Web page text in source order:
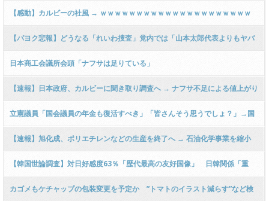
業者も
【感動】カルビーの社風 → ｗｗｗｗｗｗｗｗｗｗｗｗｗｗｗｗｗｗｗｗｗ
【パヨク悲報】どうなる「れいわ捜査」党内では「山本太郎代表よりもヤバ
い前国会議員がいる」の声
日本商工会議所会頭「ナフサは足りている」
【速報】日本政府、カルビーに聞き取り調査へ → ナフサ不足による値上がり
の実態 → ｗｗｗｗｗｗｗｗｗｗｗｗｗｗｗｗｗｗｗ
立憲議員「国会議員の年金も復活すべき」「皆さんそう思うでしょ？」→国
会笑い…地方議員のなり手不足を議論
【速報】旭化成、ポリエチレンなどの生産を終了へ → 石油化学事業を縮小
ｗｗｗｗｗｗｗｗｗｗｗｗｗｗｗｗｗｗｗ
【韓国世論調査】対日好感度63％「歴代最高の友好国像」 日韓関係「重
要」87・5％
カゴメもケチャップの包装変更を予定か ”トマトのイラスト減らす”など検